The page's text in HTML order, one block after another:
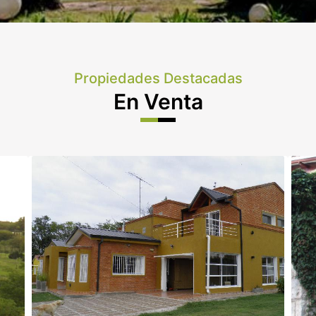
Propiedades Destacadas
En Venta